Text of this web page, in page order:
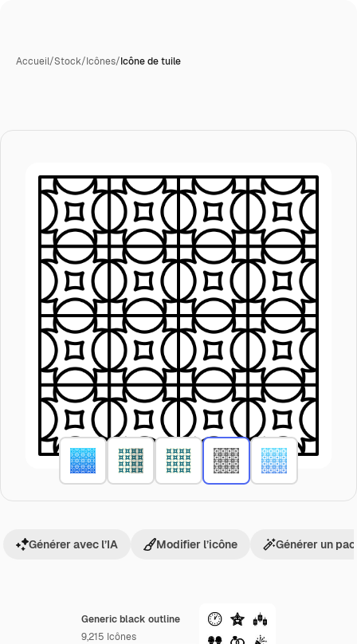
Accueil/Stock/Icônes/Icône de tuile
Generic black outline
9,215 Icônes
Générer avec l’IA Modifier l’icône Générer un